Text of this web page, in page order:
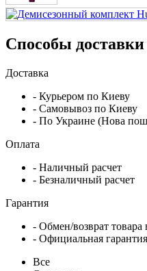
Способы доставки
Доставка
- Курьером по Киеву
- Самовывоз по Киеву
- По Украине (Нова
Оплата
- Наличный расчет
- Безналичный расчет
Гарантия
- Обмен/возврат товара
- Официальная
Все